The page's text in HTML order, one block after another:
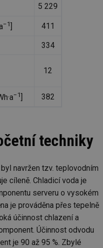
5 229
−1 411
334
12
−1 382
techniky
navržen tzv. teplovodním
cíleně. Chladicí voda je
serveru o vysokém
je prováděna přes tepelně
účinnost chlazení a
Účinnost odvodu
je 90 až 95 %. Zbylé